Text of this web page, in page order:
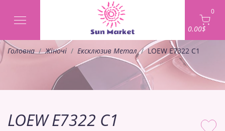
0
0.00$
Головна Жіночі Ексклюзив Метал LOEW E7322 C1
LOEW E7322 C1